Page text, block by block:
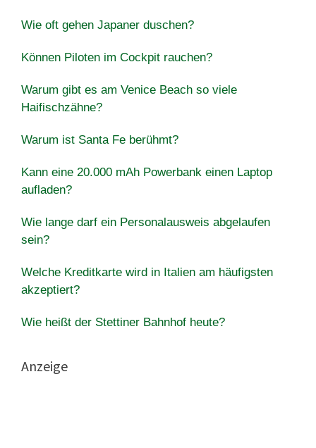
Wie oft gehen Japaner duschen?
Können Piloten im Cockpit rauchen?
Warum gibt es am Venice Beach so viele
Haifischzähne?
Warum ist Santa Fe berühmt?
Kann eine 20.000 mAh Powerbank einen Laptop
aufladen?
Wie lange darf ein Personalausweis abgelaufen
sein?
Welche Kreditkarte wird in Italien am häufigsten
akzeptiert?
Wie heißt der Stettiner Bahnhof heute?
Anzeige